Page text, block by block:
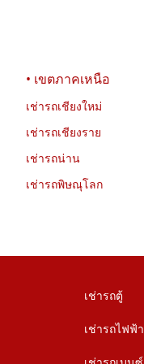
• เขตภาคเหนือ
เช่ารถเชียงใหม่
เช่ารถเชียงราย
เช่ารถน่าน
เช่ารถพิษณุโลก
เช่ารถตู้
เช่ารถไฟฟ้า